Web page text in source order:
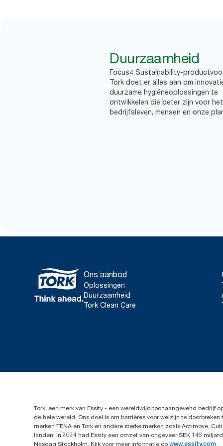
Duurzaamheid
Focus4 Sustainability-
Tork doet er alles aan om
duurzame hygiëneoplossingen te
ontwikkelen die beter zijn voor het
bedrijfsleven, mensen en onze
Ons aanbod
Oplossingen
Duurzaamheid
Tork Clean Care
Tork, een merk van Essity - een wereldwijd toonaangevend
de hele wereld. Ons doel is om barrières voor welzijn te
merken TENA en Tork en andere sterke merken zoals Actimove,
landen. In 2024 had Essity een omzet van ongeveer SEK 146
Nasdaq Stockholm. Kijk voor meer informatie op www.essity.com